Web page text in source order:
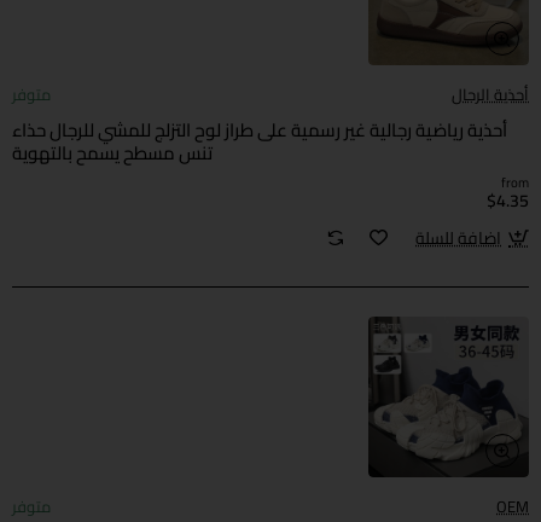
أحذية الرجال متوفر
أحذية رياضية رجالية غير رسمية على طراز لوح التزلج للمشي للرجال حذاء
تنس مسطح يسمح بالتهوية
from
$4.35
اضافة للسلة
OEM متوفر